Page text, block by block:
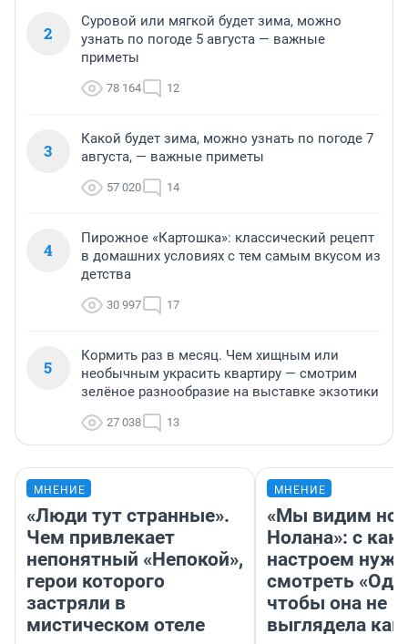
2
Суровой или мягкой будет зима, можно
узнать по погоде 5 августа — важные
приметы
78 164 12
3
Какой будет зима, можно узнать по погоде 7
августа, — важные приметы
57 020 14
4
Пирожное «Картошка»: классический рецепт
в домашних условиях с тем самым вкусом из
детства
30 997 17
5
Кормить раз в месяц. Чем хищным или
необычным украсить квартиру — смотрим
зелёное разнообразие на выставке экзотики
27 038 13
МНЕНИЕ
«Люди тут странные».
Чем привлекает
непонятный «Непокой»,
герои которого
застряли в
мистическом отеле
МНЕНИЕ
«Мы видим
Нолана»: с
настроем
смотреть
чтобы она не
выглядела как